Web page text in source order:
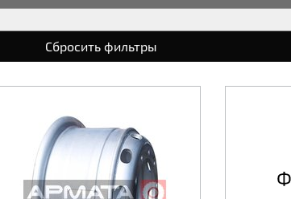
Сбросить фильтры